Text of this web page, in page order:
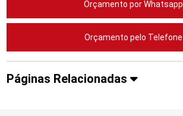
Orçamento por Whatsapp
Orçamento pelo Telefone
Páginas Relacionadas